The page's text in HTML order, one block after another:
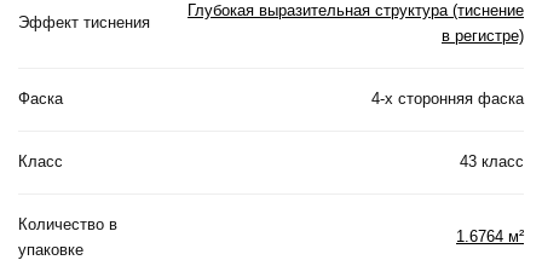
Эффект тиснения
Глубокая выразительная структура (тиснение
в регистре)
Фаска 4-х сторонняя фаска
Класс 43 класс
Количество в
упаковке
1.6764 м²